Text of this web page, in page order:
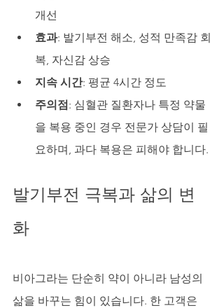
개선
효과: 발기부전 해소, 성적 만족감 회
복, 자신감 상승
지속 시간: 평균 4시간 정도
주의점: 심혈관 질환자나 특정 약물
을 복용 중인 경우 전문가 상담이 필
요하며, 과다 복용은 피해야 합니다.
발기부전 극복과 삶의 변
화
비아그라는 단순히 약이 아니라 남성의
삶을 바꾸는 힘이 있습니다. 한 고객은